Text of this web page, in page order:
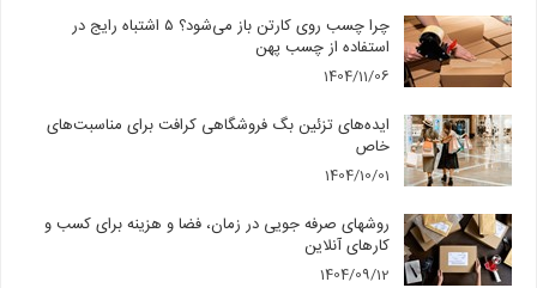
چرا چسب روی کارتن باز می‌شود؟ ۵ اشتباه رایج در
استفاده از چسب پهن
1404/11/06
ایده‌های تزئین بگ فروشگاهی کرافت برای مناسبت‌های
خاص
1404/10/01
روشهای صرفه جویی در زمان، فضا و هزینه برای کسب و
کارهای آنلاین
1404/09/12